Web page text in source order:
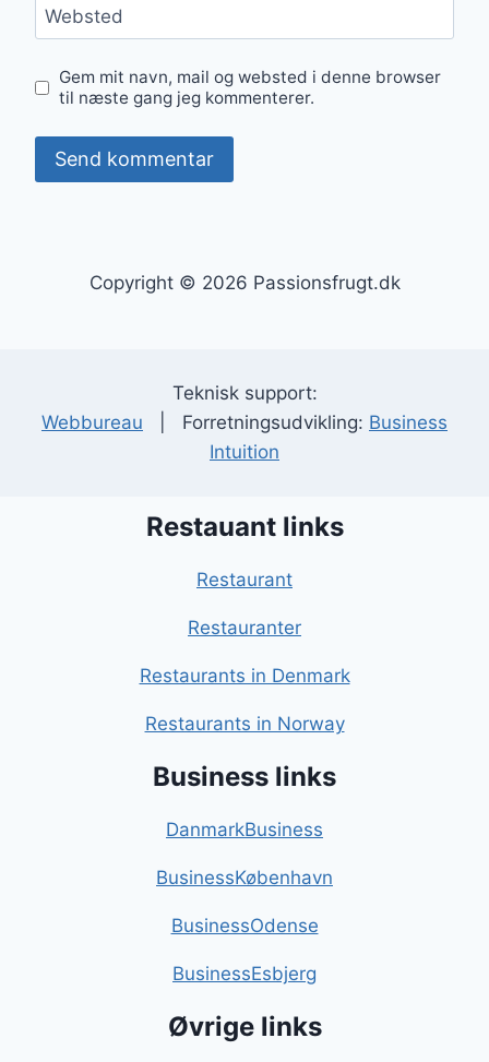
Websted
Gem mit navn, mail og websted i denne browser
til næste gang jeg kommenterer.
Copyright © 2026 Passionsfrugt.dk
Teknisk support:
Webbureau | Forretningsudvikling: Business
Intuition
Restauant links
Restaurant
Restauranter
Restaurants in Denmark
Restaurants in Norway
Business links
DanmarkBusiness
BusinessKøbenhavn
BusinessOdense
BusinessEsbjerg
Øvrige links